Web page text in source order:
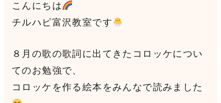
こんにちは
チルハピ富沢教室です
８月の歌の歌詞に出てきたコロッケについ
てのお勉強で、
コロッケを作る絵本をみんなで読みました